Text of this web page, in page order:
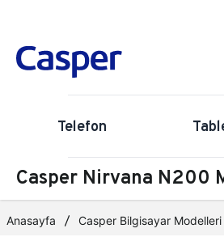
Telefon
Casper Nirvana N200
Anasayfa Casper Bilgisayar Modelleri